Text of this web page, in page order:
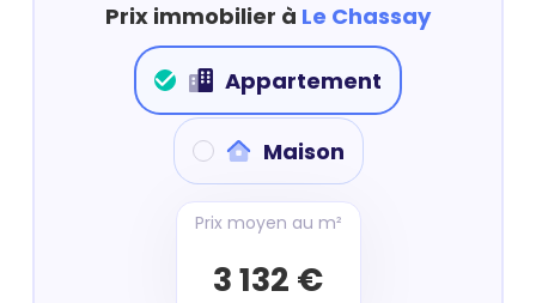
Prix immobilier à Le Chassay
Appartement
Maison
Prix moyen au m²
3 132 €